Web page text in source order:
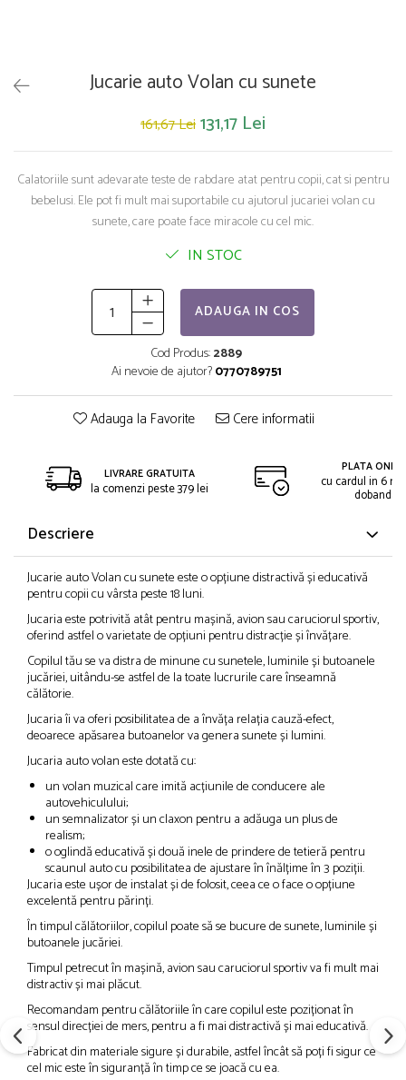
Jucarie auto Volan cu sunete
161,67 Lei131,17 Lei
Calatoriile sunt adevarate teste de rabdare atat pentru copii, cat si pentru
bebelusi. Ele pot fi mult mai suportabile cu ajutorul jucariei volan cu
sunete, care poate face miracole cu cel mic.
IN STOC
ADAUGA IN COS
Cod Produs:2889
Ai nevoie de ajutor?0770789751
Adauga la Favorite Cere informatii
LIVRARE GRATUITA
la comenzi peste 379 lei
PLATA
cu cardul in 6
dobanda
Descriere
Jucarie auto Volan cu sunete este o opțiune distractivă și educativă
pentru copii cu vârsta peste 18 luni.
Jucaria este potrivită atât pentru mașină, avion sau caruciorul sportiv,
oferind astfel o varietate de opțiuni pentru distracție și învățare.
Copilul tău se va distra de minune cu sunetele, luminile și butoanele
jucăriei, uitându-se astfel de la toate lucrurile care înseamnă
călătorie.
Jucaria îi va oferi posibilitatea de a învăța relația cauză-efect,
deoarece apăsarea butoanelor va genera sunete și lumini.
Jucaria auto volan este dotată cu:
un volan muzical care imită acțiunile de conducere ale
autovehiculului;
un semnalizator și un claxon pentru a adăuga un plus de
realism;
o oglindă educativă și două inele de prindere de tetieră pentru
scaunul auto cu posibilitatea de ajustare în înălțime în 3 poziții.
Jucaria este ușor de instalat și de folosit, ceea ce o face o opțiune
excelentă pentru părinți.
În timpul călătoriilor, copilul poate să se bucure de sunete, luminile și
butoanele jucăriei.
Timpul petrecut în mașină, avion sau caruciorul sportiv va fi mult mai
distractiv și mai plăcut.
Recomandam pentru călătoriile în care copilul este poziționat în
sensul direcției de mers, pentru a fi mai distractivă și mai educativă.
Fabricat din materiale sigure și durabile, astfel încât să poți fi sigur ce
cel mic este în siguranță în timp ce se joacă cu ea.